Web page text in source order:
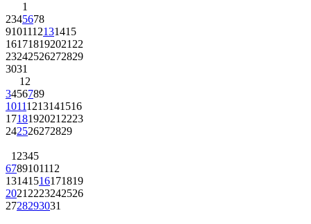
1
2345678
9101112131415
161718192021 22
23242526272829
3031
1 2
3456789
10111213141516
1718192021 2223
242526272829
1 2345
6789101112
13141516171819
2021 2223242526
2728293031